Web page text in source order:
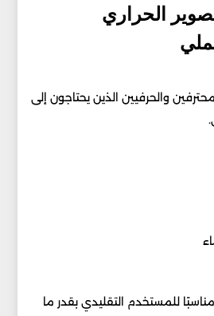
الحراري
والحرفيين الذين يحتاجون إلى
للمستخدم التقليدي بقدر ما